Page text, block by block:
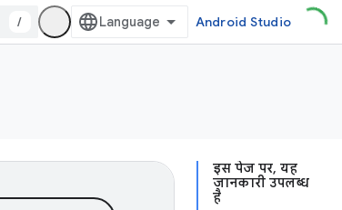
/ Android Studio
इस पेज पर, यह
जानकारी उपलब्ध
है